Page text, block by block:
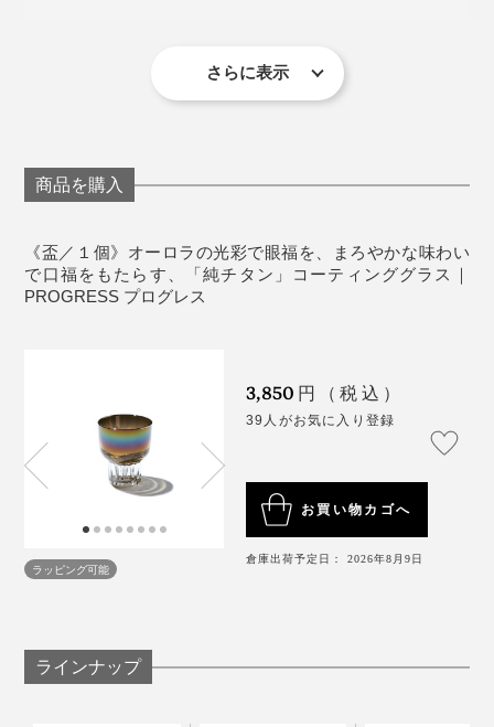
グラスのフチはつるんとなめらか。やや厚みを持たせて
あり、欠けにくく強化されています。
メーカーさんにお話を聞くと、チタンをグラスの内側だ
けに、半透明になる薄さでコーティングできるのは、知
る限り『PROGRESS』のみではないかとのこと。
ナノレベルの薄さで膜を作るため、熟練の職人による手
作業で、グラスを精密洗浄、精密研磨しているそうで
す。
商品同梱の保証書参照）
洗剤を使用してください
洗浄後は、柔らかい布で水分を拭きとっていただく
ガラスを傷つける恐れのあるクレンザーや研磨剤入
りスポンジなどは使用しないでください
乳幼児の手の届かないところに保管してください
食器洗い洗浄機、電子レンジ、オーブンには対応し
ていません
傷がつきますと破損しやすくなります
ガラス同士、金属同士など固いものとぶつからない
内面にチタン加工を施しておりますので、金属製の
グラスを重ねますと、チタンコートを傷めることが
あります
さらに表示
商品を購入
《盃／１個》オーロラの光彩で眼福を、まろやかな味わい
で口福をもたらす、「純チタン」コーティンググラス｜
PROGRESS プログレス
ラッピング可能
3,850 円（税込）
39人がお気に入り登録
お買い物カゴへ
倉庫出荷予定日： 2026年8月9日
ラインナップ